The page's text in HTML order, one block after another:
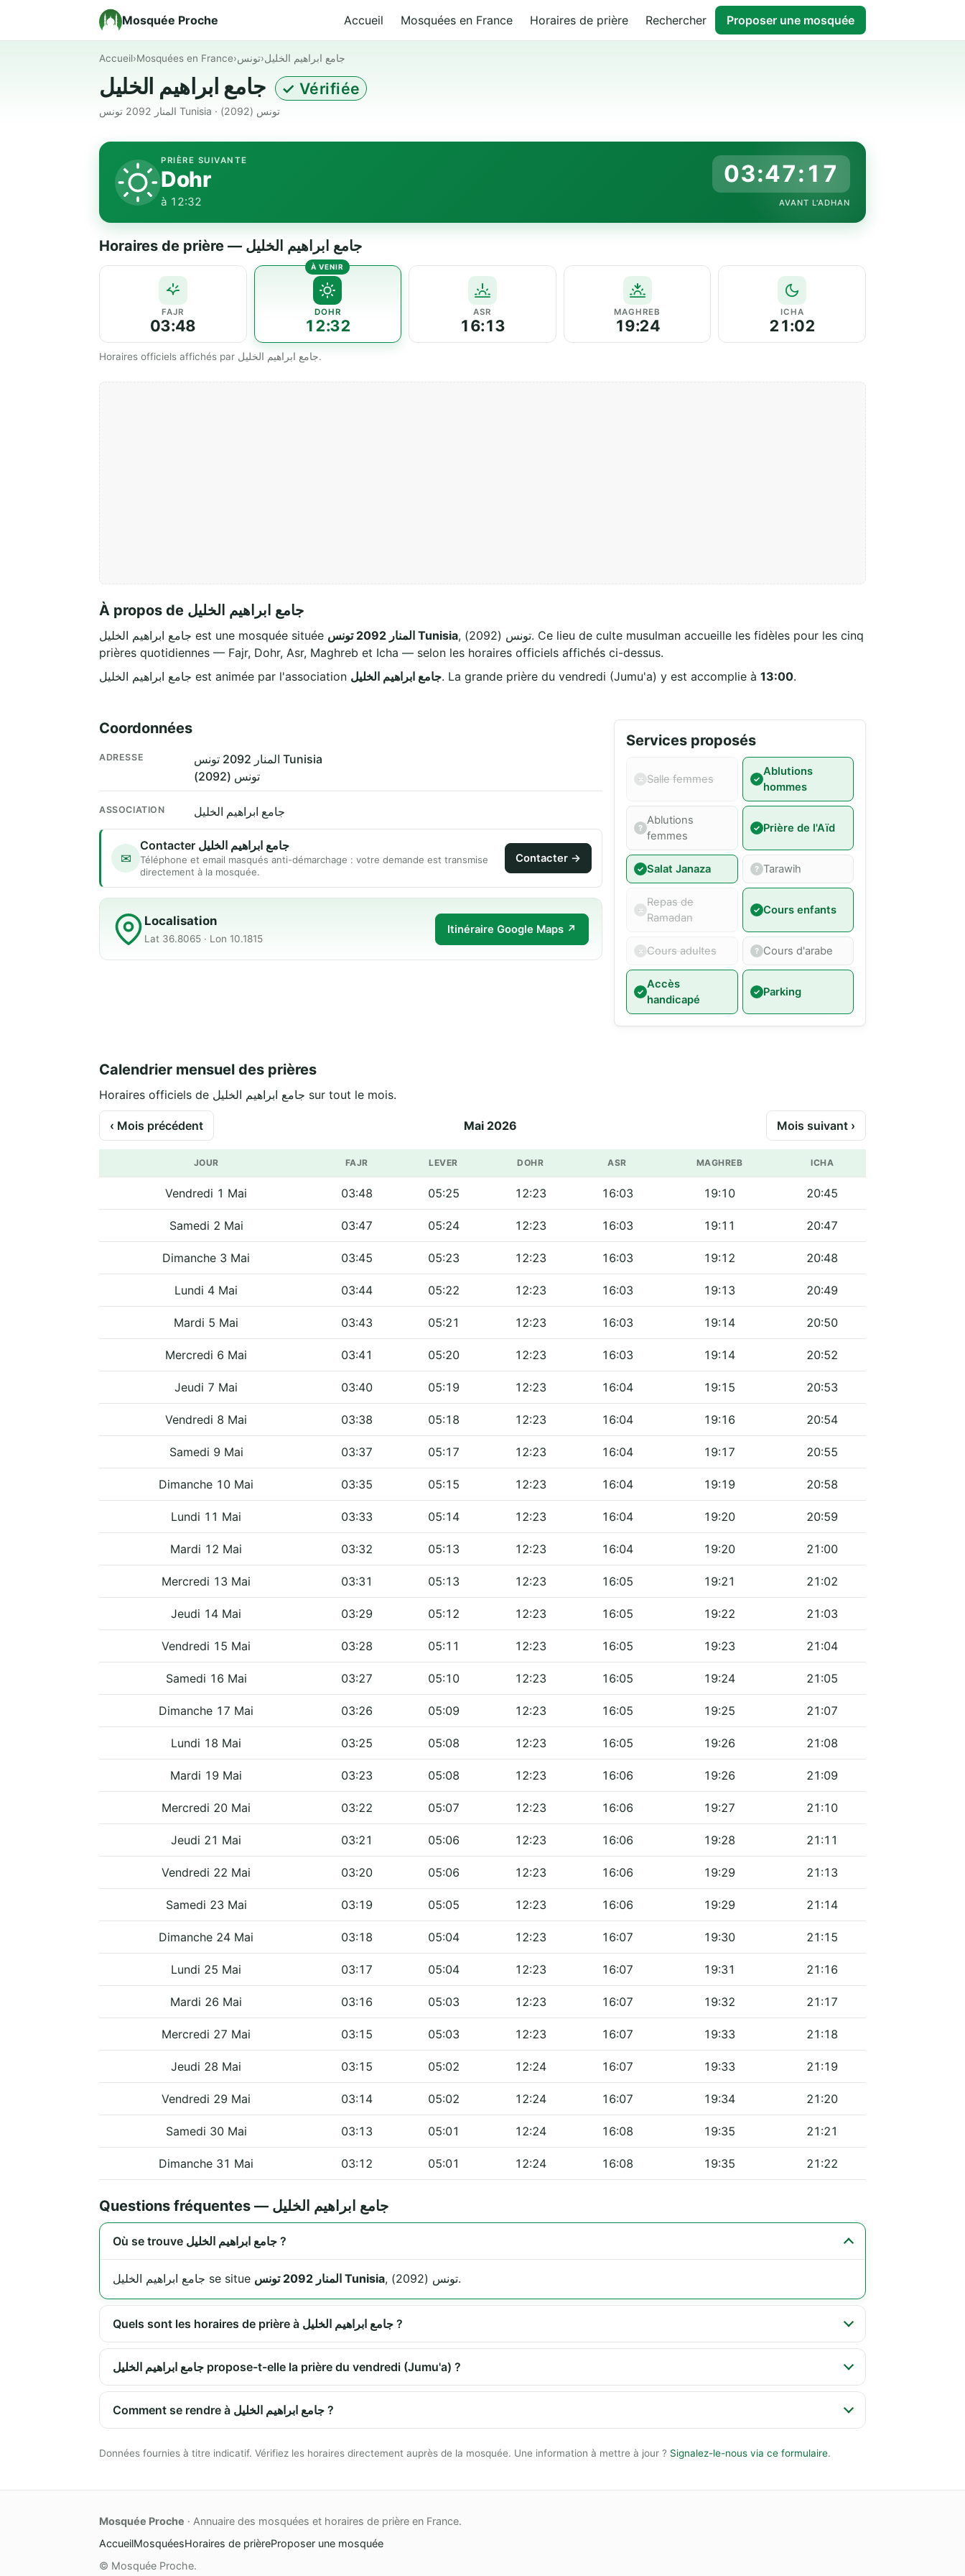
Mosquée Proche Accueil Mosquées en France Horaires de prière Rechercher Proposer une mosquée
Accueil›Mosquées en France›تونس›جامع ابراهيم الخليل
✓ Vérifiée
المنار 2092 تونس Tunisia · تونس (2092)
PRIÈRE SUIVANTE
Dohr
à 12:32
03:47:16
AVANT L'ADHAN
Horaires de prière — جامع ابراهيم الخليل
FAJR
03:48
DOHR
12:32
ASR
16:13
MAGHREB
19:24
ICHA
21:02
Horaires officiels affichés par جامع ابراهيم الخليل.
À propos de جامع ابراهيم الخليل
جامع ابراهيم الخليل est une mosquée située المنار 2092 تونس Tunisia, تونس (2092). Ce lieu de culte musulman accueille les fidèles pour les cinq
prières quotidiennes — Fajr, Dohr, Asr, Maghreb et Icha — selon les horaires officiels affichés ci-dessus.
جامع ابراهيم الخليل est animée par l'association جامع ابراهيم الخليل. La grande prière du vendredi (Jumu'a) y est accomplie à 13:00.
Coordonnées
ADRESSE
المنار 2092 تونس Tunisia
تونس (2092)
ASSOCIATION جامع ابراهيم الخليل
✉
Contacter جامع ابراهيم الخليل
Téléphone et email masqués anti-démarchage : votre demande est transmise
directement à la mosquée.
Contacter →
Localisation
Lat 36.8065 · Lon 10.1815
Itinéraire Google Maps ↗
Services proposés
Salle femmes
Ablutions
hommes
Ablutions
femmes
Prière de l'Aïd
Salat Janaza Tarawih
Repas de
Ramadan
Cours enfants
Cours adultes Cours d'arabe
Accès
handicapé
Parking
Calendrier mensuel des prières
Horaires officiels de جامع ابراهيم الخليل sur tout le mois.
‹ Mois précédent Mai 2026 Mois suivant ›
JOUR FAJR LEVER DOHR ASR MAGHREB ICHA
Vendredi 1 Mai 03:48 05:25 12:23 16:03 19:10 20:45
Samedi 2 Mai 03:47 05:24 12:23 16:03 19:11 20:47
Dimanche 3 Mai 03:45 05:23 12:23 16:03 19:12 20:48
Lundi 4 Mai 03:44 05:22 12:23 16:03 19:13 20:49
Mardi 5 Mai 03:43 05:21 12:23 16:03 19:14 20:50
Mercredi 6 Mai 03:41 05:20 12:23 16:03 19:14 20:52
Jeudi 7 Mai 03:40 05:19 12:23 16:04 19:15 20:53
Vendredi 8 Mai 03:38 05:18 12:23 16:04 19:16 20:54
Samedi 9 Mai 03:37 05:17 12:23 16:04 19:17 20:55
Dimanche 10 Mai 03:35 05:15 12:23 16:04 19:19 20:58
Lundi 11 Mai 03:33 05:14 12:23 16:04 19:20 20:59
Mardi 12 Mai 03:32 05:13 12:23 16:04 19:20 21:00
Mercredi 13 Mai 03:31 05:13 12:23 16:05 19:21 21:02
Jeudi 14 Mai 03:29 05:12 12:23 16:05 19:22 21:03
Vendredi 15 Mai 03:28 05:11 12:23 16:05 19:23 21:04
Samedi 16 Mai 03:27 05:10 12:23 16:05 19:24 21:05
Dimanche 17 Mai 03:26 05:09 12:23 16:05 19:25 21:07
Lundi 18 Mai 03:25 05:08 12:23 16:05 19:26 21:08
Mardi 19 Mai 03:23 05:08 12:23 16:06 19:26 21:09
Mercredi 20 Mai 03:22 05:07 12:23 16:06 19:27 21:10
Jeudi 21 Mai 03:21 05:06 12:23 16:06 19:28 21:11
Vendredi 22 Mai 03:20 05:06 12:23 16:06 19:29 21:13
Samedi 23 Mai 03:19 05:05 12:23 16:06 19:29 21:14
Dimanche 24 Mai 03:18 05:04 12:23 16:07 19:30 21:15
Lundi 25 Mai 03:17 05:04 12:23 16:07 19:31 21:16
Mardi 26 Mai 03:16 05:03 12:23 16:07 19:32 21:17
Mercredi 27 Mai 03:15 05:03 12:23 16:07 19:33 21:18
Jeudi 28 Mai 03:15 05:02 12:24 16:07 19:33 21:19
Vendredi 29 Mai 03:14 05:02 12:24 16:07 19:34 21:20
Samedi 30 Mai 03:13 05:01 12:24 16:08 19:35 21:21
Dimanche 31 Mai 03:12 05:01 12:24 16:08 19:35 21:22
Questions fréquentes — جامع ابراهيم الخليل
Où se trouve جامع ابراهيم الخليل ?
جامع ابراهيم الخليل se situe المنار 2092 تونس Tunisia , تونس (2092).
Quels sont les horaires de prière à جامع ابراهيم الخليل ?
جامع ابراهيم الخليل propose-t-elle la prière du vendredi (Jumu'a) ?
Comment se rendre à جامع ابراهيم الخليل ?
Données fournies à titre indicatif. Vérifiez les horaires directement auprès de la mosquée. Une information à mettre à jour ? Signalez-le-nous via ce formulaire.
Mosquée Proche · Annuaire des mosquées et horaires de prière en France.
AccueilMosquéesHoraires de prièreProposer une mosquée
© Mosquée Proche.